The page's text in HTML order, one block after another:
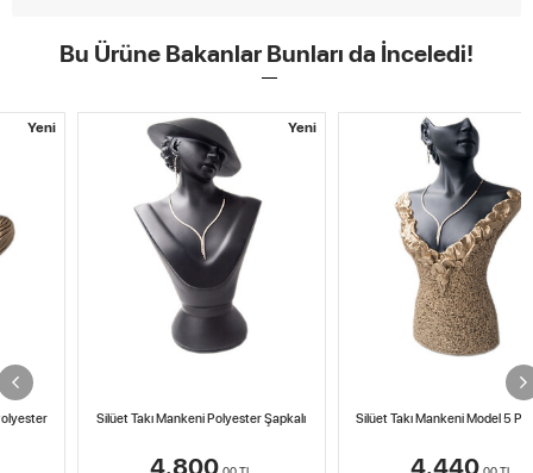
Bu Ürüne Bakanlar Bunları da İnceledi!
Yeni
Silüet Takı Mankeni Polyester Şapkalı
4.800
Silüet Takı Mankeni Model 5 Polyester
4.440